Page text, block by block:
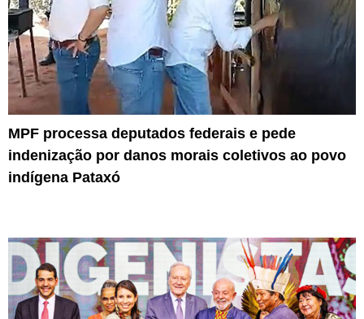
MPF processa deputados federais e pede
indenização por danos morais coletivos ao povo
indígena Pataxó